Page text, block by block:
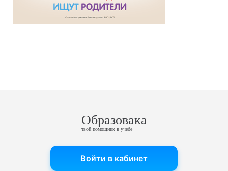
Образовака
твой помощник в учебе
Войти в кабинет